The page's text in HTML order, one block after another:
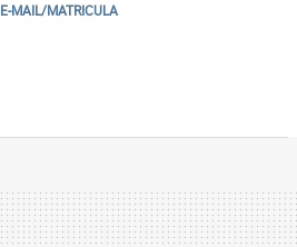
E-MAIL/MATRICULA